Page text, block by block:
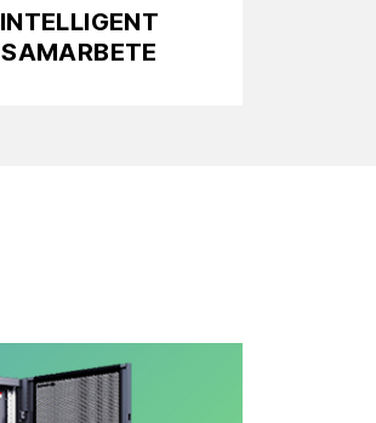
INTELLIGENT
SAMARBETE